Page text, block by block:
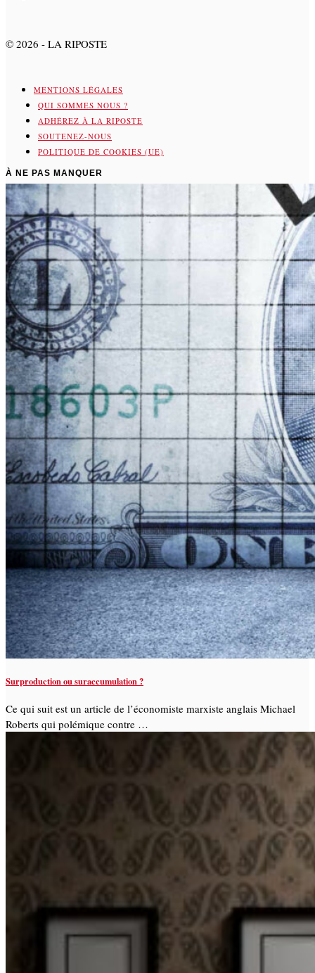
© 2026 - LA RIPOSTE
MENTIONS LÉGALES
QUI SOMMES NOUS ?
ADHÉREZ À LA RIPOSTE
SOUTENEZ-NOUS
POLITIQUE DE COOKIES (UE)
À NE PAS MANQUER
Surproduction ou suraccumulation ?
Ce qui suit est un article de l’économiste marxiste anglais Michael
Roberts qui polémique contre …